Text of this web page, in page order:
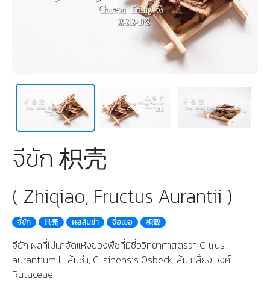
จีขัก 枳壳
( Zhiqiao, Fructus Aurantii )
จี๋ขัก 只壳 ผลส้มซ่า จื่อเขอ 枳殼
จีขัก ผลที่ไม่แก่จัดแห้งของพืชที่มีชื่อวิทยาศาสตร์ว่า Citrus
aurantium L. ส้มซ่า, C. sinensis Osbeck. ส้มเกลี้ยง วงศ์
Rutaceae